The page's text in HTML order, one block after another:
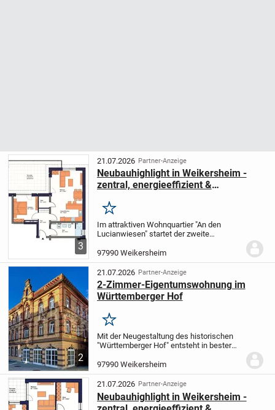
3
21.07.2026 Partner-Anzeige
Neubauhighlight in Weikersheim -
zentral, energieeffizient &
Merken
Im attraktiven Wohnquartier "An den
Lucianwiesen" startet der zweite
Abschluss des ersten Bauabschnitts
entstehen nun weitere 27 moderne
Neubauwohnungen in einer...
97990 Weikersheim
2
21.07.2026 Partner-Anzeige
2-Zimmer-Eigentumswohnung im
Württemberger Hof
Merken
Mit der Neugestaltung des historischen
"Württemberger Hof" entsteht in bester
einzigartiges Wohnprojekt mit insgesamt
14 hochwertigen Eigentumswohnungen.
Das...
97990 Weikersheim
21.07.2026 Partner-Anzeige
Neubauhighlight in Weikersheim -